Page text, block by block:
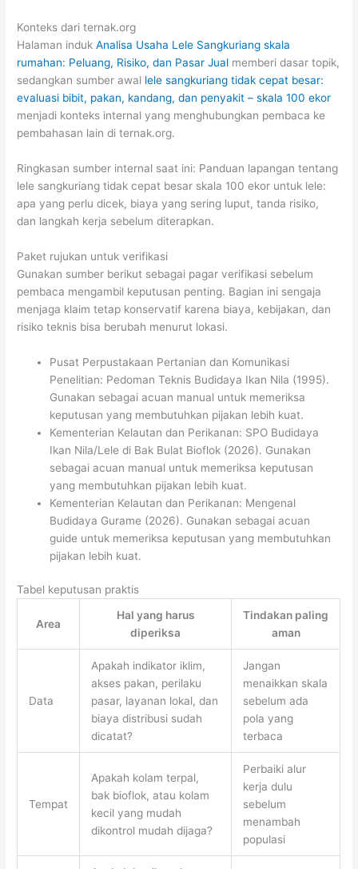
Konteks dari ternak.org
Halaman indukAnalisa Usaha Lele Sangkuriang skala
rumahan: Peluang, Risiko, dan Pasar Jual memberi dasar topik,
sedangkan sumber awal lele sangkuriang tidak cepat besar:
evaluasi bibit, pakan, kandang, dan penyakit – skala 100 ekor
menjadi konteks internal yang menghubungkan pembaca ke
pembahasan lain di ternak.org.
Ringkasan sumber internal saat ini: Panduan lapangan tentang
lele sangkuriang tidak cepat besar skala 100 ekor untuk lele:
apa yang perlu dicek, biaya yang sering luput, tanda risiko,
dan langkah kerja sebelum diterapkan.
Paket rujukan untuk verifikasi
Gunakan sumber berikut sebagai pagar verifikasi sebelum
pembaca mengambil keputusan penting. Bagian ini sengaja
menjaga klaim tetap konservatif karena biaya, kebijakan, dan
risiko teknis bisa berubah menurut lokasi.
Pusat Perpustakaan Pertanian dan Komunikasi
Penelitian: Pedoman Teknis Budidaya Ikan Nila (1995).
Gunakan sebagai acuan manual untuk memeriksa
keputusan yang membutuhkan pijakan lebih kuat.
Kementerian Kelautan dan Perikanan: SPO Budidaya
Ikan Nila/Lele di Bak Bulat Bioflok (2026). Gunakan
sebagai acuan manual untuk memeriksa keputusan
yang membutuhkan pijakan lebih kuat.
Kementerian Kelautan dan Perikanan: Mengenal
Budidaya Gurame (2026). Gunakan sebagai acuan
guide untuk memeriksa keputusan yang membutuhkan
pijakan lebih kuat.
Tabel keputusan praktis
Area
Hal yang harus
diperiksa
Tindakan paling
aman
Data
Apakah indikator iklim,
akses pakan, perilaku
pasar, layanan lokal, dan
biaya distribusi sudah
dicatat?
Jangan
menaikkan skala
sebelum ada
pola yang
terbaca
Tempat
Apakah kolam terpal,
bak bioflok, atau kolam
kecil yang mudah
dikontrol mudah dijaga?
Perbaiki alur
kerja dulu
sebelum
menambah
populasi